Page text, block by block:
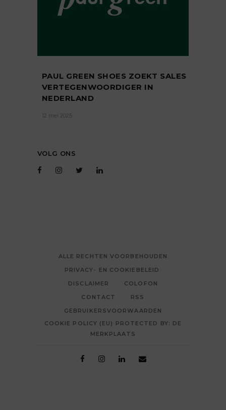
PAUL GREEN SHOES ZOEKT SALES
VERTEGENWOORDIGER IN
NEDERLAND
12 mei 2025
VOLG ONS
ALLE RECHTEN VOORBEHOUDEN
PRIVACY- EN COOKIEBELEID
DISCLAIMER
COLOFON
CONTACT
RSS
GEBRUIKERSVOORWAARDEN
COOKIE POLICY (EU) PROTECTED BY: DE
MERKPLAATS